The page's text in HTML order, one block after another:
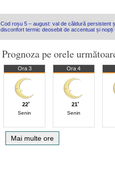
Cod roșu 5 – august: val de căldură persistent
disconfort termic deosebit de accentuat și nopți
Prognoza pe orele
Ora 3
22˚
Senin
Ora 4
21˚
Senin
Mai multe ore